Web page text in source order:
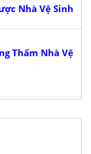
Nhà Vệ Sinh
Thấm Nhà Vệ